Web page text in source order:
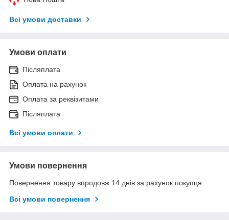
Всі умови доставки
Умови оплати
Післяплата
Оплата на рахунок
Оплата за реквізитами
Післяплата
Всі умови оплати
Умови повернення
Повернення товару впродовж 14 днів за рахунок покупця
Всі умови повернення